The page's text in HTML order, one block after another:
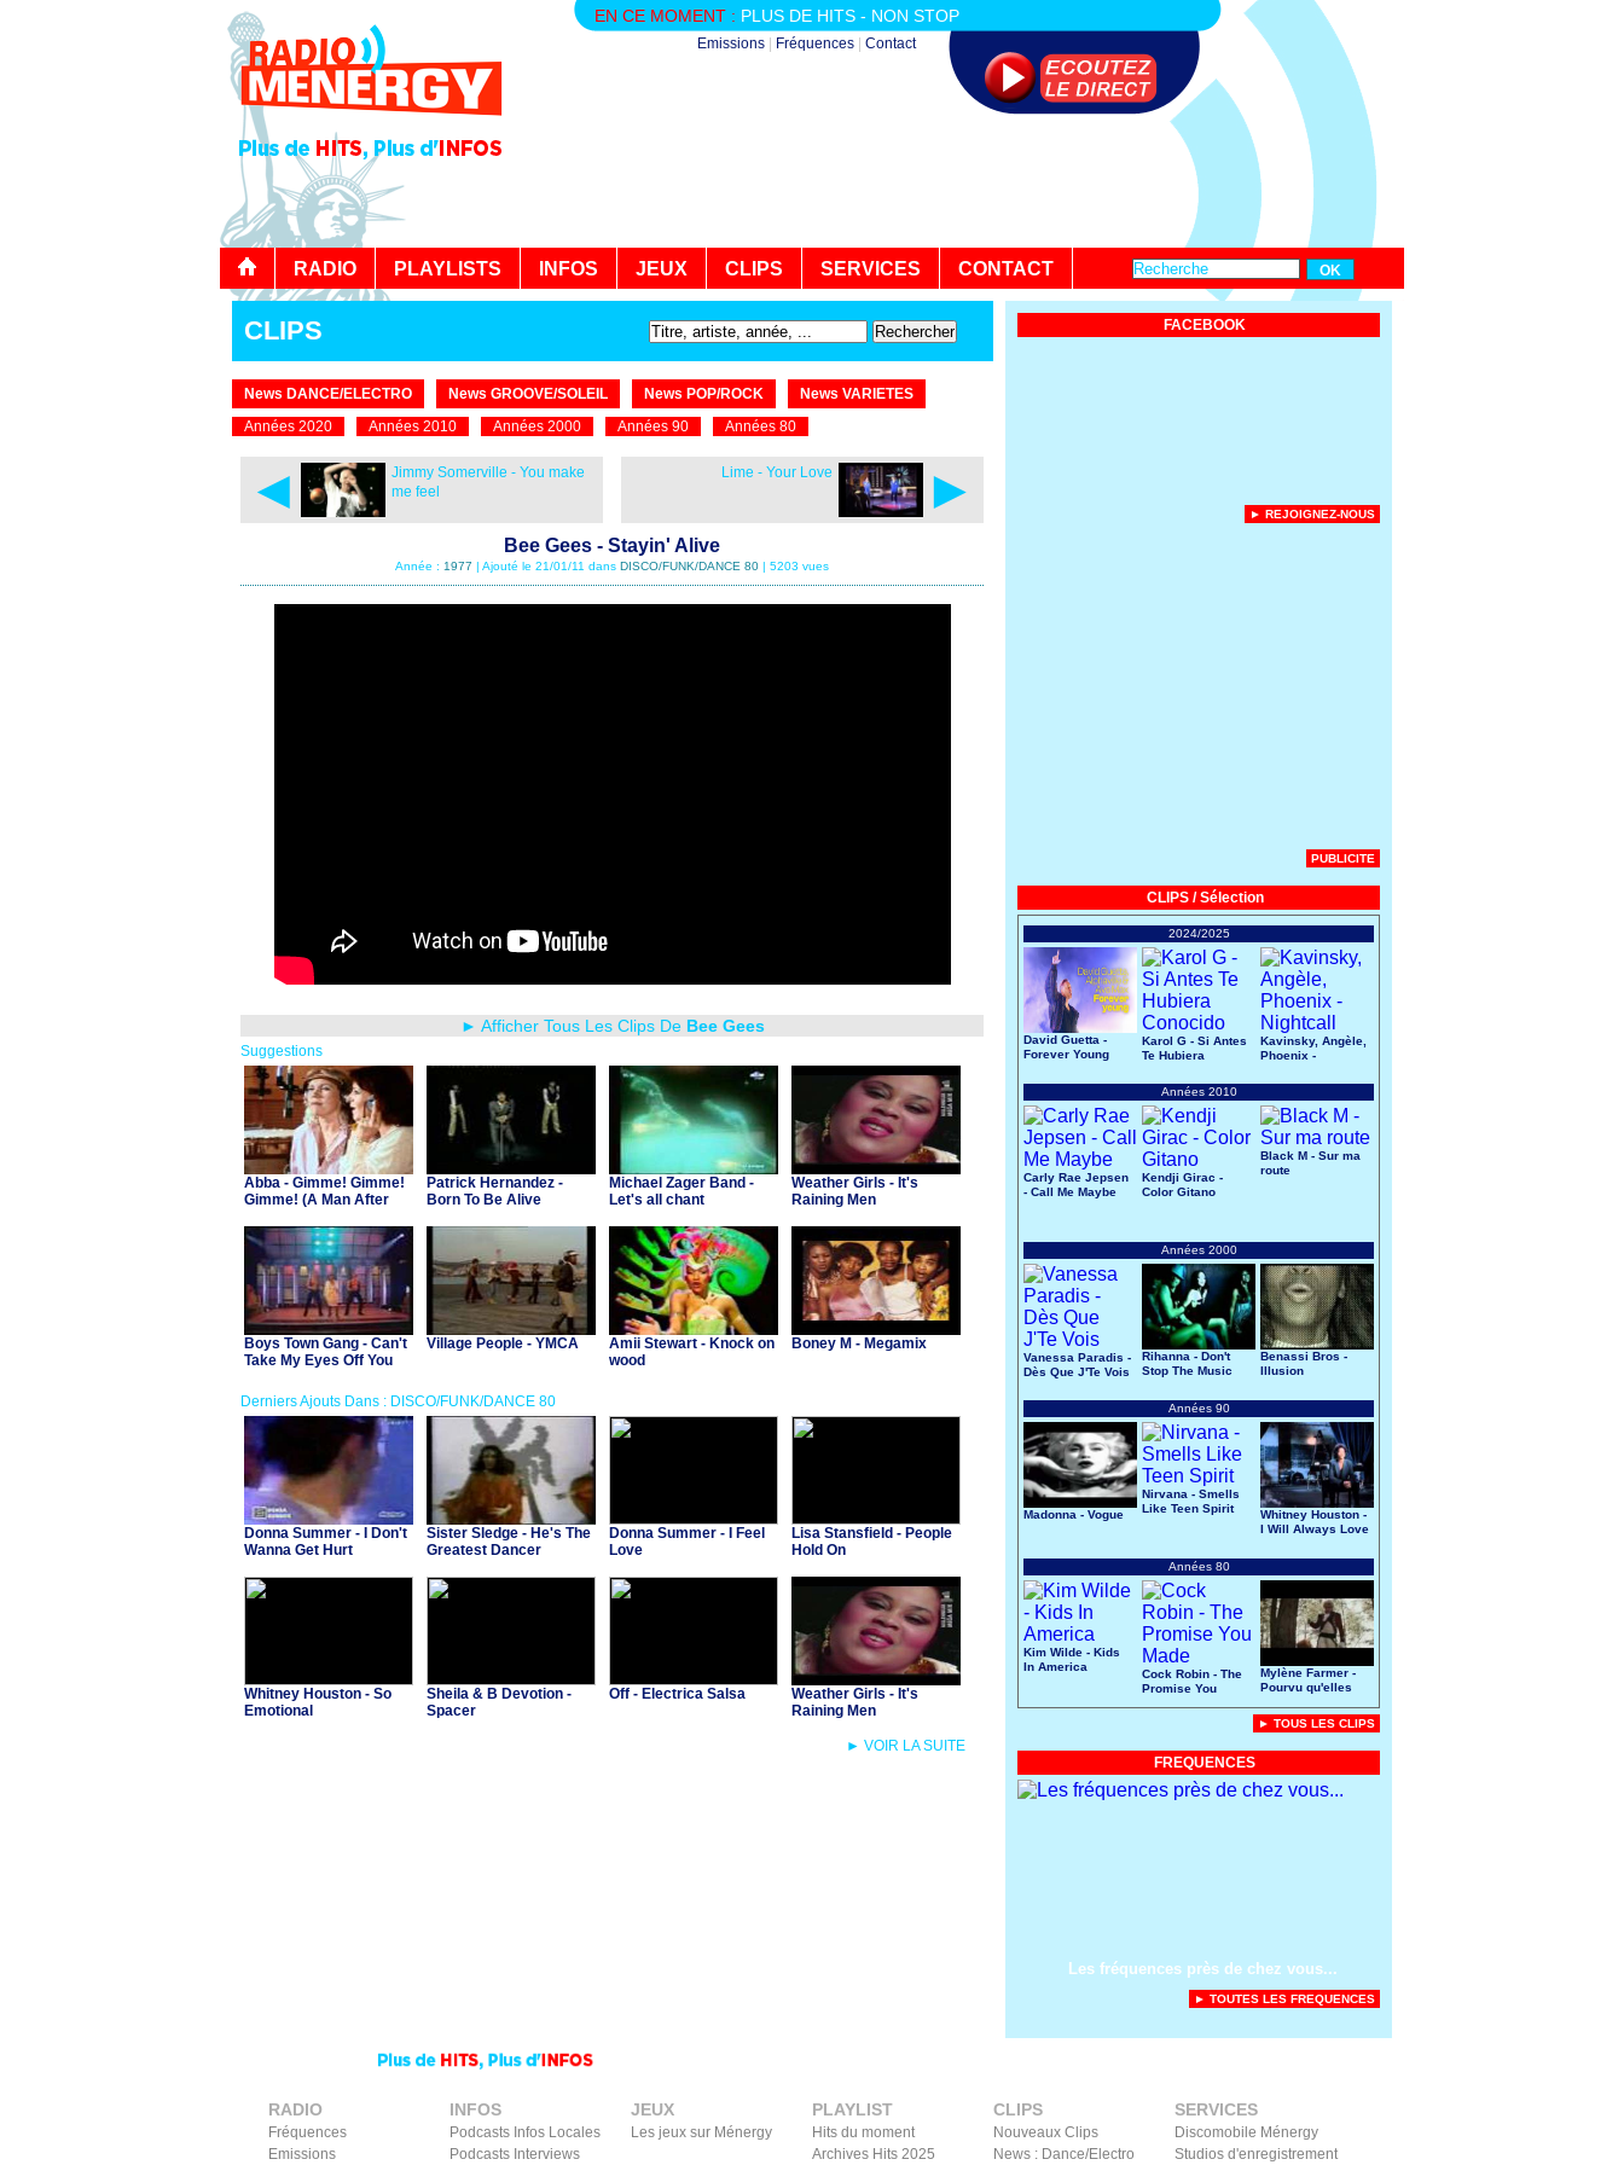
EN CE MOMENT : PLUS DE HITS - NON STOP
Emissions Fréquences Contact
RADIO PLAYLISTS INFOS JEUX CLIPS SERVICES CONTACT
CLIPS
News DANCE/ELECTRO News GROOVE/SOLEIL News POP/ROCK
News VARIETES
Années 2020
Années 2010 Années 2000 Années 90 Années 80
◄
Jimmy Somerville - You make
me feel
►
Lime - Your Love
Bee Gees - Stayin' Alive
Année : 1977 | Ajouté le 21/01/11 dans DISCO/FUNK/DANCE 80 | 5203 vues
► Afficher Tous Les Clips De Bee Gees
Suggestions
Abba - Gimme! Gimme!
Gimme! (A Man After
Patrick Hernandez -
Born To Be Alive
Michael Zager Band -
Let's all chant
Weather Girls - It's
Raining Men
Boys Town Gang - Can't
Take My Eyes Off You
Village People - YMCA
Amii Stewart - Knock on
wood
Boney M - Megamix
Derniers Ajouts Dans : DISCO/FUNK/DANCE 80
Donna Summer - I Don't
Wanna Get Hurt
Sister Sledge - He's The
Greatest Dancer
Donna Summer - I Feel
Love
Lisa Stansfield - People
Hold On
Whitney Houston - So
Emotional
Sheila & B Devotion -
Spacer
Off - Electrica Salsa
Weather Girls - It's
Raining Men
► VOIR LA SUITE
FACEBOOK
► REJOIGNEZ-NOUS
PUBLICITE
CLIPS / Sélection
2024/2025
David Guetta -
Forever Young
Karol G - Si Antes
Te Hubiera
Kavinsky, Angèle,
Phoenix -
Années 2010
Carly Rae Jepsen
- Call Me Maybe
Kendji Girac -
Color Gitano
Black M - Sur ma
route
Années 2000
Vanessa Paradis -
Dès Que J'Te Vois
Rihanna - Don't
Stop The Music
Benassi Bros -
Illusion
Années 90
Madonna - Vogue
Nirvana - Smells
Like Teen Spirit
Whitney Houston -
I Will Always Love
Années 80
Kim Wilde - Kids
In America
Cock Robin - The
Promise You
Mylène Farmer -
Pourvu qu'elles
► TOUS LES CLIPS
FREQUENCES
Les fréquences près de chez vous...
► TOUTES LES FREQUENCES
RADIO
Fréquences
Emissions
INFOS
Podcasts Infos Locales
Podcasts Interviews
JEUX
Les jeux sur Ménergy
PLAYLIST
Hits du moment
Archives Hits 2025
CLIPS
Nouveaux Clips
News : Dance/Electro
SERVICES
Discomobile Ménergy
Studios d'enregistrement